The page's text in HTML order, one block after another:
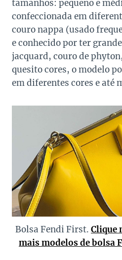
tamanhos: pequeno e
confeccionada em
couro nappa (usado
e conhecido por ter
jacquard, couro de
quesito cores, o modelo
em diferentes cores e até
Bolsa Fendi First. Clique
mais modelos de bolsa